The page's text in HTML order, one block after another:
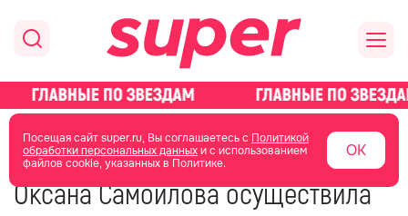
Посещая сайт super.ru, Вы соглашаетесь с Политикой
обработки персональных данныхи с использованием
файлов cookie, указанных в Политике.
ОК
главная новости о звездах новости
23 июня 13:13
Оксана Самойлова осуществила